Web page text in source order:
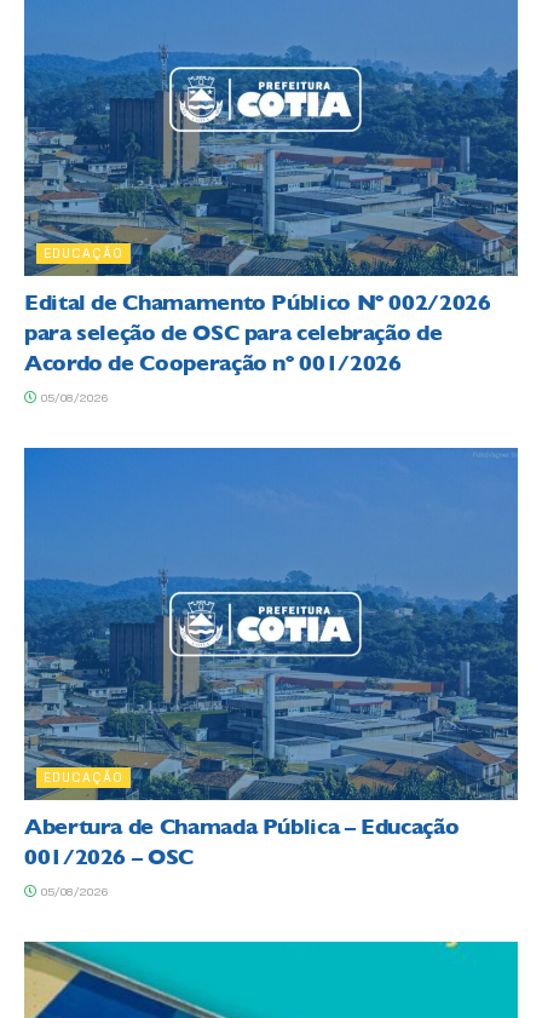
EDUCAÇÃO
Edital de Chamamento Público Nº 002/2026
para seleção de OSC para celebração de
Acordo de Cooperação nº 001/2026
05/08/2026
EDUCAÇÃO
Abertura de Chamada Pública – Educação
001/2026 – OSC
05/08/2026